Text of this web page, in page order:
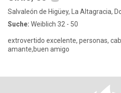
Salvaleón de Higüey, La Altagracia,
Suche: Weiblich 32 - 50
extrovertido excelente, personas,
amante,buen amigo